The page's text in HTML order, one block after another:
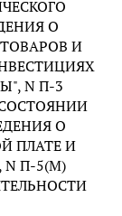
О
И
N П-3
О
ПЛАТЕ И
П-5(М)